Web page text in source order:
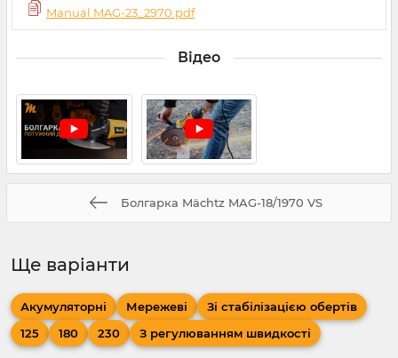
Manual MAG-23_2970.pdf
Відео
Болгарка Mächtz MAG-18/1970 VS
Ще варіанти
Акумуляторні Мережеві
Зі стабілізацією обертів
125
180 230 З регулюванням швидкості